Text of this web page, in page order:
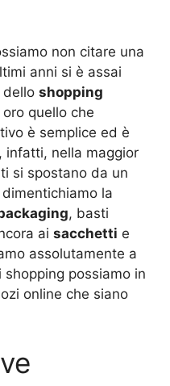
non citare una
anni si è assai
dello shopping
quello che
è semplice ed è
, infatti, nella maggior
si spostano da un
dimentichiamo la
, basti
ai sacchetti e
assolutamente a
possiamo in
online che siano